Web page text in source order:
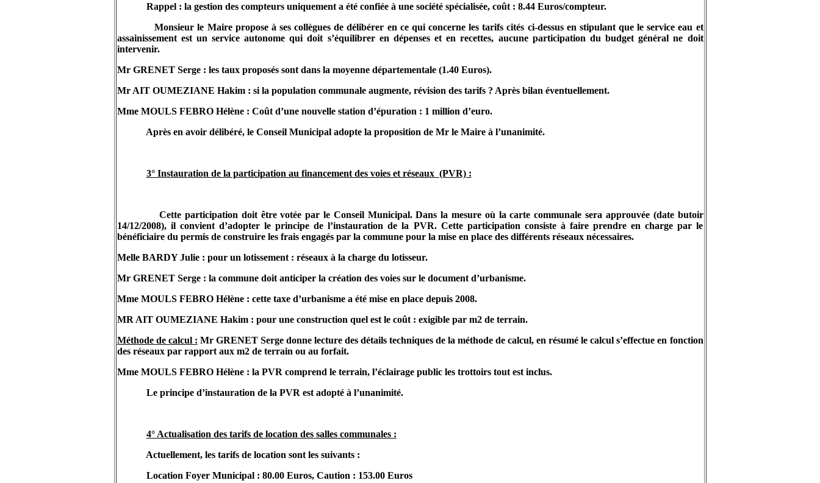
Rappel : la gestion des compteurs uniquement a été confiée à une société spécialisée, coût : 8.44 Euros/compteur.
Monsieur le Maire propose à ses collègues de délibérer en ce qui concerne les tarifs cités ci-dessus en stipulant que le service eau et
assainissement est un service autonome qui doit s’équilibrer en dépenses et en recettes, aucune participation du budget général ne doit
intervenir.
Mr GRENET Serge: les taux proposés sont dans la moyenne départementale (1.40 Euros).
Mr AIT OUMEZIANE Hakim: si la population communale augmente, révision des tarifs ? Après bilan éventuellement.
Mme MOULS FEBRO Hélène : Coût d’une nouvelle station d’épuration : 1 million d’euro.
Après en avoir délibéré, le Conseil Municipal adopte la proposition de Mr le Maire à l’unanimité.
3° Instauration de la participation au financement des voies et réseaux (PVR) :
Cette participation doit être votée par le Conseil Municipal. Dans la mesure où la carte communale sera approuvée (date butoir
14/12/2008), il convient d’adopter le principe de l’instauration de la PVR. Cette participation consiste à faire prendre en charge par le
bénéficiaire du permis de construire les frais engagés par la commune pour la mise en place des différents réseaux nécessaires.
Melle BARDYJulie : pour un lotissement : réseaux à la charge du lotisseur.
Mr GRENET Serge: la commune doit anticiper la création des voies sur le document d’urbanisme.
Mme MOULS FEBRO Hélène : cette taxe d’urbanisme a été mise en place depuis 2008.
MR AIT OUMEZIANE Hakim: pour une construction quel est le coût : exigible par m2 de terrain.
Méthode de calcul : Mr GRENET Sergedonne lecture des détails techniques de la méthode de calcul, en résumé le calcul s’effectue en fonction
des réseaux par rapport aux m2 de terrain ou au forfait.
Mme MOULS FEBRO Hélène : la PVR comprend le terrain, l’éclairage public les trottoirs tout est inclus.
Le principe d’instauration de la PVR est adopté à l’unanimité.
4° Actualisation des tarifs de location des salles communales :
Actuellement, les tarifs de location sont les suivants :
Location Foyer Municipal : 80.00 Euros, Caution : 153.00 Euros